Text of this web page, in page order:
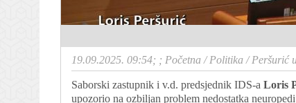
19.09.2025. 09:54; ; Početna /Politika /Peršurić
Saborski zastupnik i v.d. predsjednik IDS-a Loris
upozorio na ozbiljan problem nedostatka